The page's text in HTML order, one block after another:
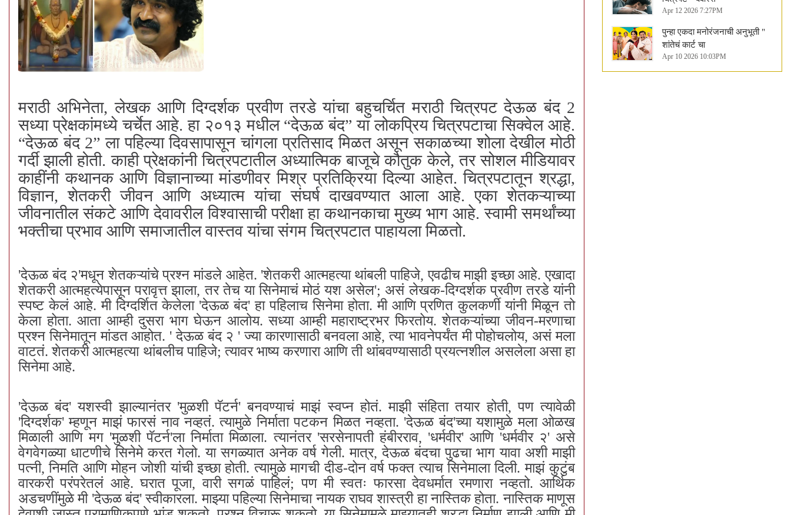
मराठी अभिनेता, लेखक आणि दिग्दर्शक प्रवीण तरडे यांचा बहुचर्चित मराठी चित्रपट देऊळ बंद 2
सध्या प्रेक्षकांमध्ये चर्चेत आहे. हा २०१३ मधील “देऊळ बंद” या लोकप्रिय चित्रपटाचा सिक्वेल आहे.
“देऊळ बंद 2” ला पहिल्या दिवसापासून चांगला प्रतिसाद मिळत असून सकाळच्या शोला देखील मोठी
गर्दी झाली होती. काही प्रेक्षकांनी चित्रपटातील अध्यात्मिक बाजूचे कौतुक केले, तर सोशल मीडियावर
काहींनी कथानक आणि विज्ञानाच्या मांडणीवर मिश्र प्रतिक्रिया दिल्या आहेत. चित्रपटातून श्रद्धा,
विज्ञान, शेतकरी जीवन आणि अध्यात्म यांचा संघर्ष दाखवण्यात आला आहे. एका शेतकऱ्याच्या
जीवनातील संकटे आणि देवावरील विश्वासाची परीक्षा हा कथानकाचा मुख्य भाग आहे. स्वामी समर्थांच्या
भक्तीचा प्रभाव आणि समाजातील वास्तव यांचा संगम चित्रपटात पाहायला मिळतो.
'देऊळ बंद २'मधून शेतकऱ्यांचे प्रश्न मांडले आहेत. 'शेतकरी आत्महत्या थांबली पाहिजे, एवढीच माझी इच्छा आहे. एखादा
शेतकरी आत्महत्येपासून परावृत्त झाला, तर तेच या सिनेमाचं मोठं यश असेल'; असं लेखक-दिग्दर्शक प्रवीण तरडे यांनी
स्पष्ट केलं आहे. मी दिग्दर्शित केलेला 'देऊळ बंद' हा पहिलाच सिनेमा होता. मी आणि प्रणित कुलकर्णी यांनी मिळून तो
केला होता. आता आम्ही दुसरा भाग घेऊन आलोय. सध्या आम्ही महाराष्ट्रभर फिरतोय. शेतकऱ्यांच्या जीवन-मरणाचा
प्रश्न सिनेमातून मांडत आहोत. ' देऊळ बंद २ ' ज्या कारणासाठी बनवला आहे, त्या भावनेपर्यंत मी पोहोचलोय, असं मला
वाटतं. शेतकरी आत्महत्या थांबलीच पाहिजे; त्यावर भाष्य करणारा आणि ती थांबवण्यासाठी प्रयत्नशील असलेला असा हा
सिनेमा आहे.
'देऊळ बंद' यशस्वी झाल्यानंतर 'मुळशी पॅटर्न' बनवण्याचं माझं स्वप्न होतं. माझी संहिता तयार होती, पण त्यावेळी
'दिग्दर्शक' म्हणून माझं फारसं नाव नव्हतं. त्यामुळे निर्माता पटकन मिळत नव्हता. 'देऊळ बंद'च्या यशामुळे मला ओळख
मिळाली आणि मग 'मुळशी पॅटर्न'ला निर्माता मिळाला. त्यानंतर 'सरसेनापती हंबीरराव, 'धर्मवीर' आणि 'धर्मवीर २' असे
वेगवेगळ्या धाटणीचे सिनेमे करत गेलो. या सगळ्यात अनेक वर्ष गेली. मात्र, देऊळ बंदचा पुढचा भाग यावा अशी माझी
पत्नी, निमति आणि मोहन जोशी यांची इच्छा होती. त्यामुळे मागची दीड-दोन वर्ष फक्त त्याच सिनेमाला दिली. माझं कुटुंब
वारकरी परंपरेतलं आहे. घरात पूजा, वारी सगळं पाहिलं; पण मी स्वतः फारसा देवधर्मात रमणारा नव्हतो. आर्थिक
अडचणींमुळे मी 'देऊळ बंद' स्वीकारला. माझ्या पहिल्या सिनेमाचा नायक राघव शास्त्री हा नास्तिक होता. नास्तिक माणूस
Apr 12 2026 7:27PM
पुन्हा एकदा मनोरंजनाची अनुभूती "
शांतेचं कार्ट चा
Apr 10 2026 10:03PM